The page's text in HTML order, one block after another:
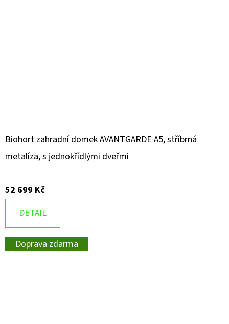
Biohort zahradní domek AVANTGARDE A5, stříbrná
metalíza, s jednokřídlými dveřmi
52 699 Kč
DETAIL
Doprava zdarma